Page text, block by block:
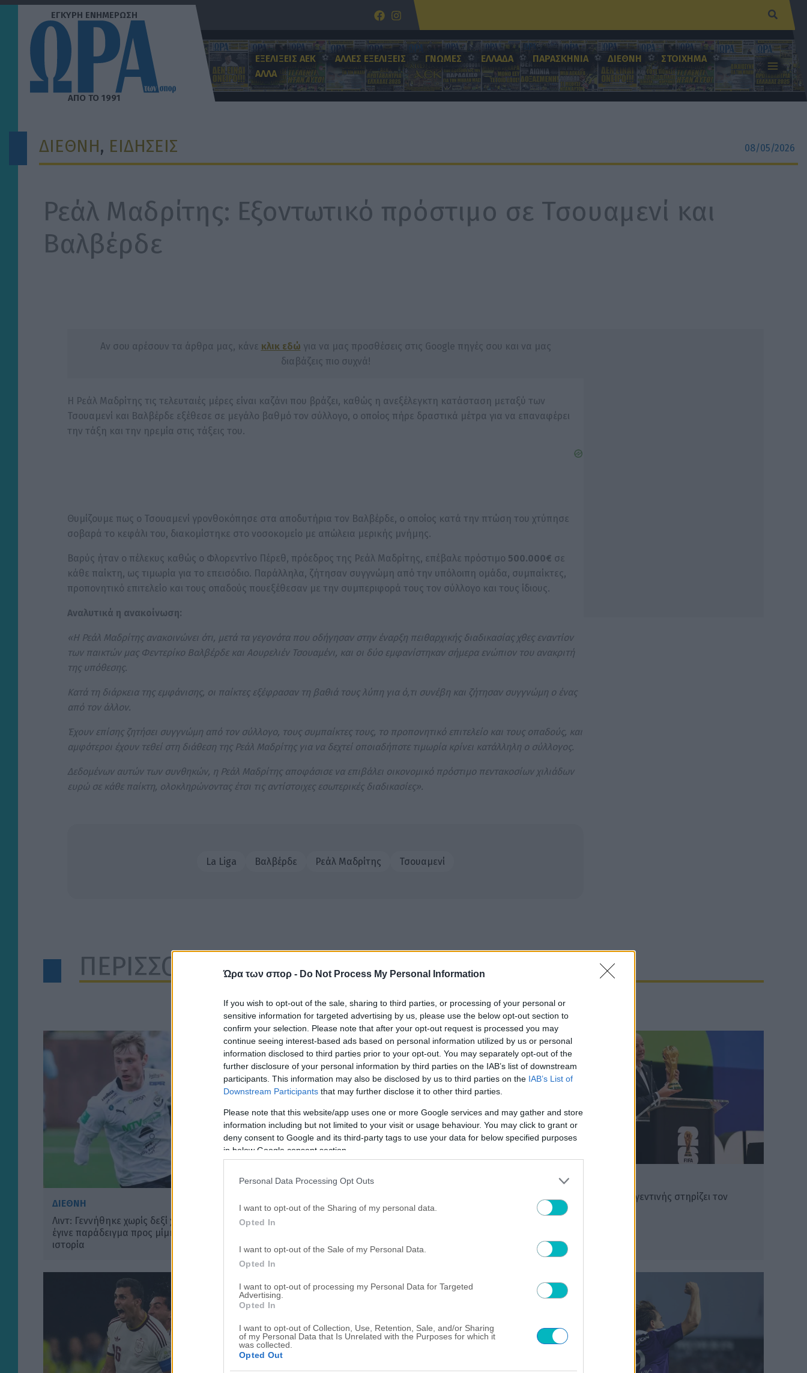
Ώρα των σπορ - Do Not Process My Personal Information
If you wish to opt-out of the sale, sharing to third parties, or processing of your personal or
sensitive information for targeted advertising by us, please use the below opt-out section to
confirm your selection. Please note that after your opt-out request is processed you may
continue seeing interest-based ads based on personal information utilized by us or personal
information disclosed to third parties prior to your opt-out. You may separately opt-out of the
further disclosure of your personal information by third parties on the IAB’s list of downstream
participants. This information may also be disclosed by us to third parties on the IAB’s List of
Downstream Participants that may further disclose it to other third parties.
Please note that this website/app uses one or more Google services and may gather and store
information including but not limited to your visit or usage behaviour. You may click to grant or
deny consent to Google and its third-party tags to use your data for below specified purposes
in below Google consent section.
Personal Data Processing Opt Outs
I want to opt-out of the Sharing of my personal data.
Opted In
I want to opt-out of the Sale of my Personal Data.
Opted In
I want to opt-out of processing my Personal Data for Targeted
Advertising.
Opted In
I want to opt-out of Collection, Use, Retention, Sale, and/or Sharing
of my Personal Data that Is Unrelated with the Purposes for which it
was collected.
Opted Out
Μετάβαση
περιεχόμενο
ΕΞΕΛΙΞΕΙΣ ΑΕΚ ΑΛΛΕΣ ΕΞΕΛΙΞΕΙΣ ΓΝΩΜΕΣ ΕΛΛΑΔΑ ΠΑΡΑΣΚΗΝΙΑ ΔΙΕΘΝΗ
ΣΤΟΙΧΗΜΑ
ΑΛΛΑ
ΔΙΕΘΝΗ, ΕΙΔΗΣΕΙΣ 08/05/2026
Ρεάλ Μαδρίτης: Εξοντωτικό πρόστιμο σε Τσουαμενί και
Βαλβέρδε
Αν σου αρέσουν τα άρθρα μας, κάνε κλικ εδώ για να μας προσθέσεις στις Google πηγές σου και να μας
διαβάζεις πιο συχνά!
Η Ρεάλ Μαδρίτης τις τελευταιές μέρες είναι καζάνι που βράζει, καθώς η ανεξέλεγκτη κατάσταση μεταξύ των
Τσουαμενί και Βαλβέρδε εξέθεσε σε μεγάλο βαθμό τον σύλλογο, ο οποίος πήρε δραστικά μέτρα για να επαναφέρει
την τάξη και την ηρεμία στις τάξεις του.
Θυμίζουμε πως ο Τσουαμενί γρονθοκόπησε στα αποδυτήρια τον Βαλβέρδε, ο οποίος κατά την πτώση του χτύπησε
σοβαρά το κεφάλι του, διακομίστηκε στο νοσοκομείο με απώλεια μερικής μνήμης.
Βαρύς ήταν ο πέλεκυς καθώς ο Φλορεντίνο Πέρεθ, πρόεδρος της Ρεάλ Μαδρίτης, επέβαλε πρόστιμο 500.000€ σε
κάθε παίκτη, ως τιμωρία για το επεισόδιο. Παράλληλα, ζήτησαν συγγνώμη από την υπόλοιπη ομάδα, συμπαίκτες,
προπονητικό επιτελείο και τους οπαδούς πουεξέθεσαν με την συμπεριφορά τους τον σύλλογο και τους ίδιους.
Αναλυτικά η ανακοίνωση:
«Η Ρεάλ Μαδρίτης ανακοινώνει ότι, μετά τα γεγονότα που οδήγησαν στην έναρξη πειθαρχικής διαδικασίας χθες εναντίον
των παικτών μας Φεντερίκο Βαλβέρδε και Αουρελιέν Τσουαμένι, και οι δύο εμφανίστηκαν σήμερα ενώπιον του ανακριτή
της υπόθεσης.
Κατά τη διάρκεια της εμφάνισης, οι παίκτες εξέφρασαν τη βαθιά τους λύπη για ό,τι συνέβη και ζήτησαν συγγνώμη ο ένας
από τον άλλον.
Έχουν επίσης ζητήσει συγγνώμη από τον σύλλογο, τους συμπαίκτες τους, το προπονητικό επιτελείο και τους οπαδούς, και
αμφότεροι έχουν τεθεί στη διάθεση της Ρεάλ Μαδρίτης για να δεχτεί οποιαδήποτε τιμωρία κρίνει κατάλληλη ο σύλλογος.
Δεδομένων αυτών των συνθηκών, η Ρεάλ Μαδρίτης αποφάσισε να επιβάλει οικονομικό πρόστιμο πεντακοσίων χιλιάδων
ευρώ σε κάθε παίκτη, ολοκληρώνοντας έτσι τις αντίστοιχες εσωτερικές διαδικασίες».
La Liga Βαλβέρδε Ρεάλ Μαδρίτης Τσουαμενί
ΠΕΡΙΣΣΟΤΕΡΑ ΑΡΘΡΑ
ΔΙΕΘΝΗ
Λιντ: Γεννήθηκε χωρίς δεξί χέρι, σκόραρε και
έγινε παράδειγμα προς μίμηση – Η μαγική του
ιστορία
ΔΙΕΘΝΗ
H Ομοσπονδία της Αργεντινής στηρίζει τον
Ινφαντίνο